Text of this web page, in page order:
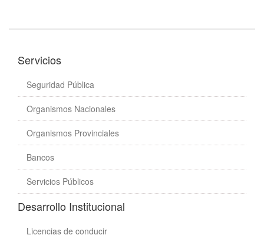
Servicios
Seguridad Pública
Organismos Nacionales
Organismos Provinciales
Bancos
Servicios Públicos
Desarrollo Institucional
Licencias de conducir